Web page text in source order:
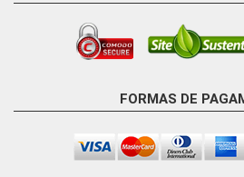
FORMAS DE